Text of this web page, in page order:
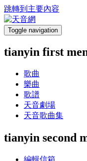
跳轉到主要內容
Toggle navigation
tianyin first
歌曲
樂曲
歌譜
天音劇場
天音歌曲集
tianyin second
編輯信箱